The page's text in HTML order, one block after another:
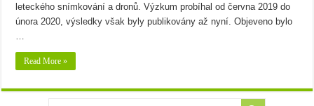
leteckého snímkování a dronů. Výzkum probíhal od června 2019 do
února 2020, výsledky však byly publikovány až nyní. Objeveno bylo
Read More »